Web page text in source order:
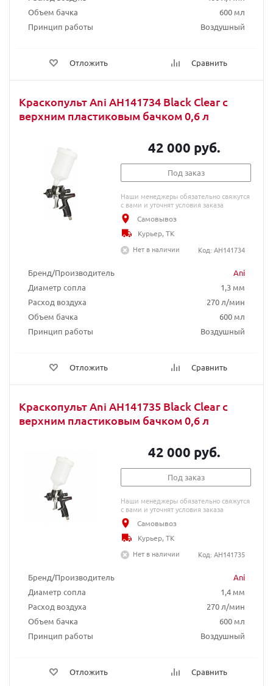
Объем бачка
600 мл
Принцип работы
Воздушный
Отложить Сравнить
Краскопульт Ani AH141734 Black Clear с
верхним пластиковым бачком 0,6 л
Бренд/Производитель
Ani
Диаметр сопла
1,3 мм
Расход воздуха
270 л/мин
Объем бачка
600 мл
Принцип работы
Воздушный
Отложить Сравнить
42 000 руб.
Под заказ
Наши менеджеры обязательно свяжутся
с вами и уточнят условия заказа
Самовывоз
Курьер, ТК
Нет в наличии
Код: AH141734
Краскопульт Ani AH141735 Black Clear с
верхним пластиковым бачком 0,6 л
Бренд/Производитель
Ani
Диаметр сопла
1,4 мм
Расход воздуха
270 л/мин
Объем бачка
600 мл
Принцип работы
Воздушный
Отложить Сравнить
42 000 руб.
Под заказ
Наши менеджеры обязательно свяжутся
с вами и уточнят условия заказа
Самовывоз
Курьер, ТК
Нет в наличии
Код: AH141735